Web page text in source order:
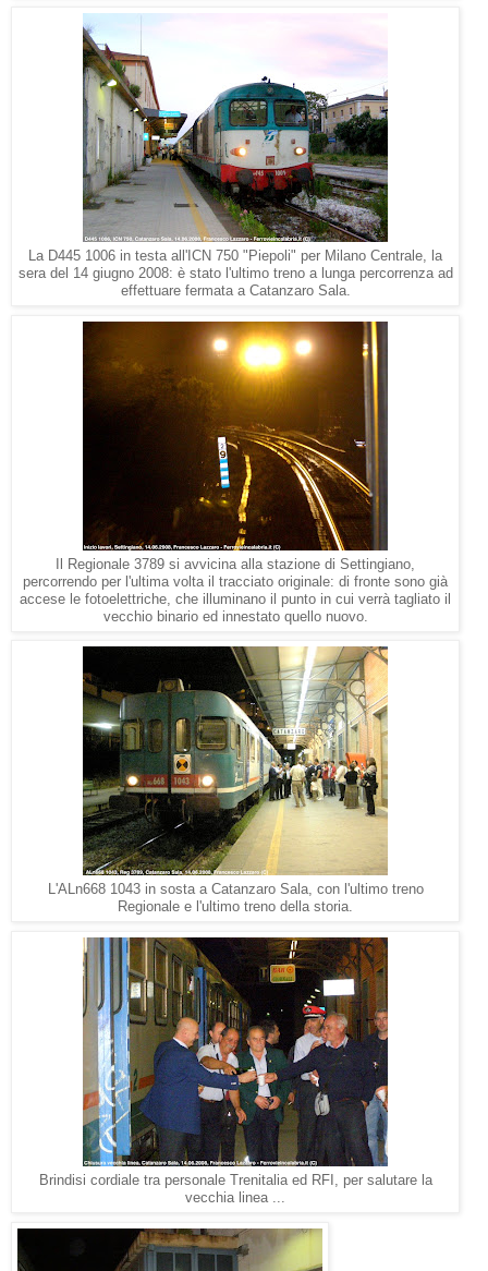
La D445 1006 in testa all'ICN 750 "Piepoli" per Milano Centrale, la
sera del 14 giugno 2008: è stato l'ultimo treno a lunga percorrenza ad
effettuare fermata a Catanzaro Sala.
Il Regionale 3789 si avvicina alla stazione di Settingiano,
percorrendo per l'ultima volta il tracciato originale: di fronte sono già
accese le fotoelettriche, che illuminano il punto in cui verrà tagliato il
vecchio binario ed innestato quello nuovo.
L'ALn668 1043 in sosta a Catanzaro Sala, con l'ultimo treno
Regionale e l'ultimo treno della storia.
Brindisi cordiale tra personale Trenitalia ed RFI, per salutare la
vecchia linea ...